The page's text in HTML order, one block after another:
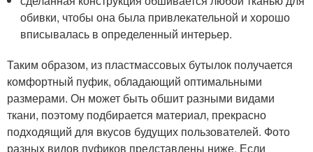
обивки, чтобы она была привлекательной и хорошо
вписывалась в определенный интерьер.
Таким образом, из пластмассовых бутылок получается
комфортный пуфик, обладающий оптимальными
размерами. Он может быть обшит разными видами
ткани, поэтому подбирается материал, прекрасно
подходящий для вкусов будущих пользователей. Фото
разных видов пуфиков представлены ниже. Если